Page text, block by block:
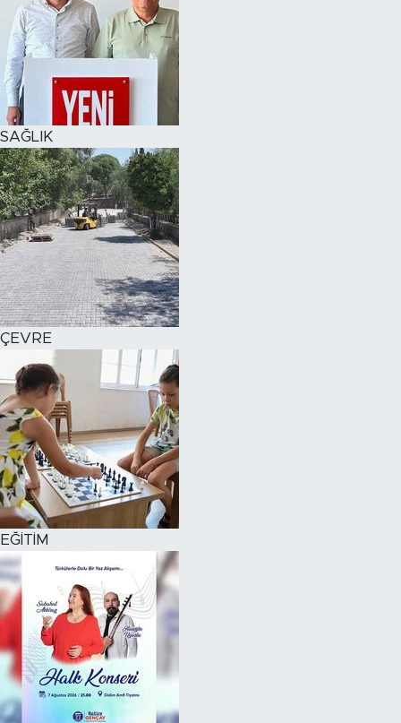
SAĞLIK
ÇEVRE
EĞİTİM